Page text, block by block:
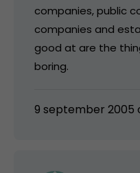
companies, public
companies and
good at are the
boring.
9 september 2005